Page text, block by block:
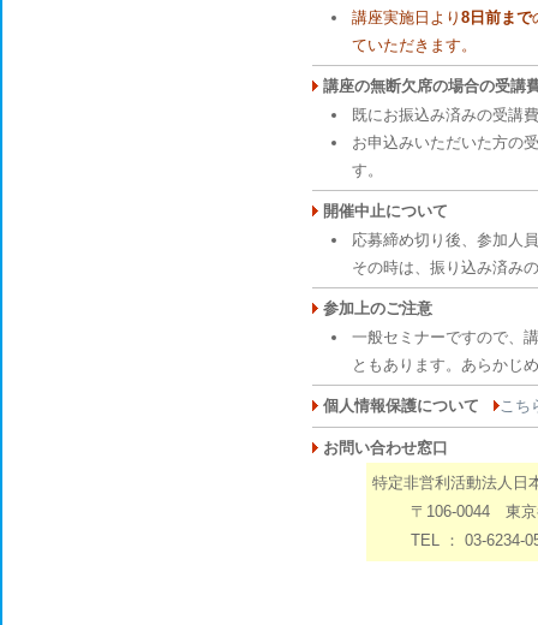
講座実施日より 8日前まで
ていただきます。
講座の無断欠席の場合の受講
既にお振込み済みの受講
お申込みいただいた方の
す。
開催中止について
応募締め切り後、参加人
その時は、振り込み済み
参加上のご注意
一般セミナーですので、
ともあります。あらかじ
個人情報保護について こち
お問い合わせ窓口
特定非営利活動法人日
〒106-0044 東京都
TEL ： 03-6234-